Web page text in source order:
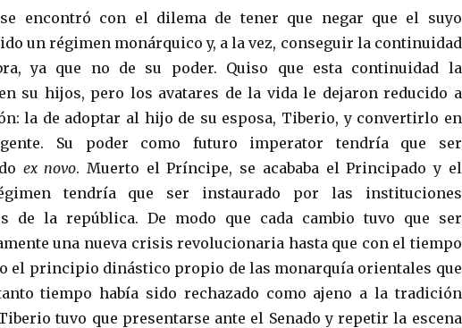
se encontró con el dilema de tener que negar que el suyo
un régimen monárquico y, a la vez, conseguir la continuidad
ya que no de su poder. Quiso que esta continuidad la
su hijos, pero los avatares de la vida le dejaron reducido a
la de adoptar al hijo de su esposa, Tiberio, y convertirlo en
Su poder como futuro imperator tendría que ser
ex novo. Muerto el Príncipe, se acababa el Principado y el
tendría que ser instaurado por las instituciones
de la república. De modo que cada cambio tuvo que ser
una nueva crisis revolucionaria hasta que con el tiempo
el principio dinástico propio de las monarquía orientales que
tiempo había sido rechazado como ajeno a la tradición
tuvo que presentarse ante el Senado y repetir la escena